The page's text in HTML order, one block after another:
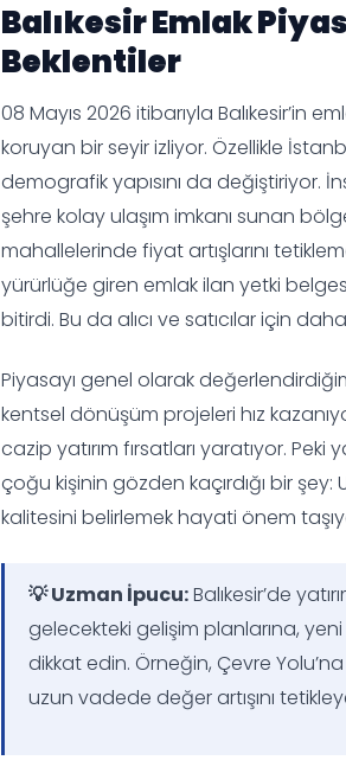
Balıkesir Emlak
Beklentiler
08 Mayıs 2026 itibarıyla Balıkesir’in
koruyan bir seyir izliyor. Özellikle
demografik yapısını da değiştiriyor.
şehre kolay ulaşım imkanı sunan
mahallelerinde fiyat artışlarını
yürürlüğe giren emlak ilan yetki
bitirdi. Bu da alıcı ve satıcılar için
Piyasayı genel olarak
kentsel dönüşüm projeleri hız
cazip yatırım fırsatları yaratıyor.
çoğu kişinin gözden kaçırdığı bir
kalitesini belirlemek hayati önem
💡 Uzman İpucu:Balıkesir’de
gelecekteki gelişim planlarına,
dikkat edin. Örneğin, Çevre
uzun vadede değer artışını